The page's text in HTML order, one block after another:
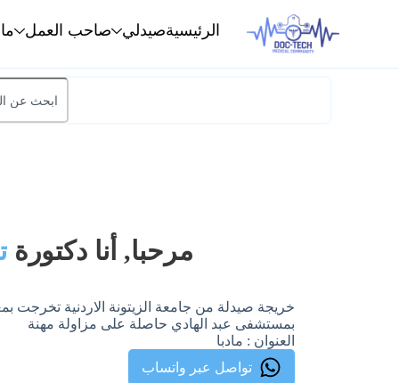
الرئيسيةصيدلي صاحب العمل
مرحبا, أنا دكتورة
خريجة صيدلة من جامعة الزيتونة الاردنية تخرجت
بمستشفى عبد الهادي حاصلة على مزاولة مهنة
العنوان : مادبا
تواصل عبر واتساب